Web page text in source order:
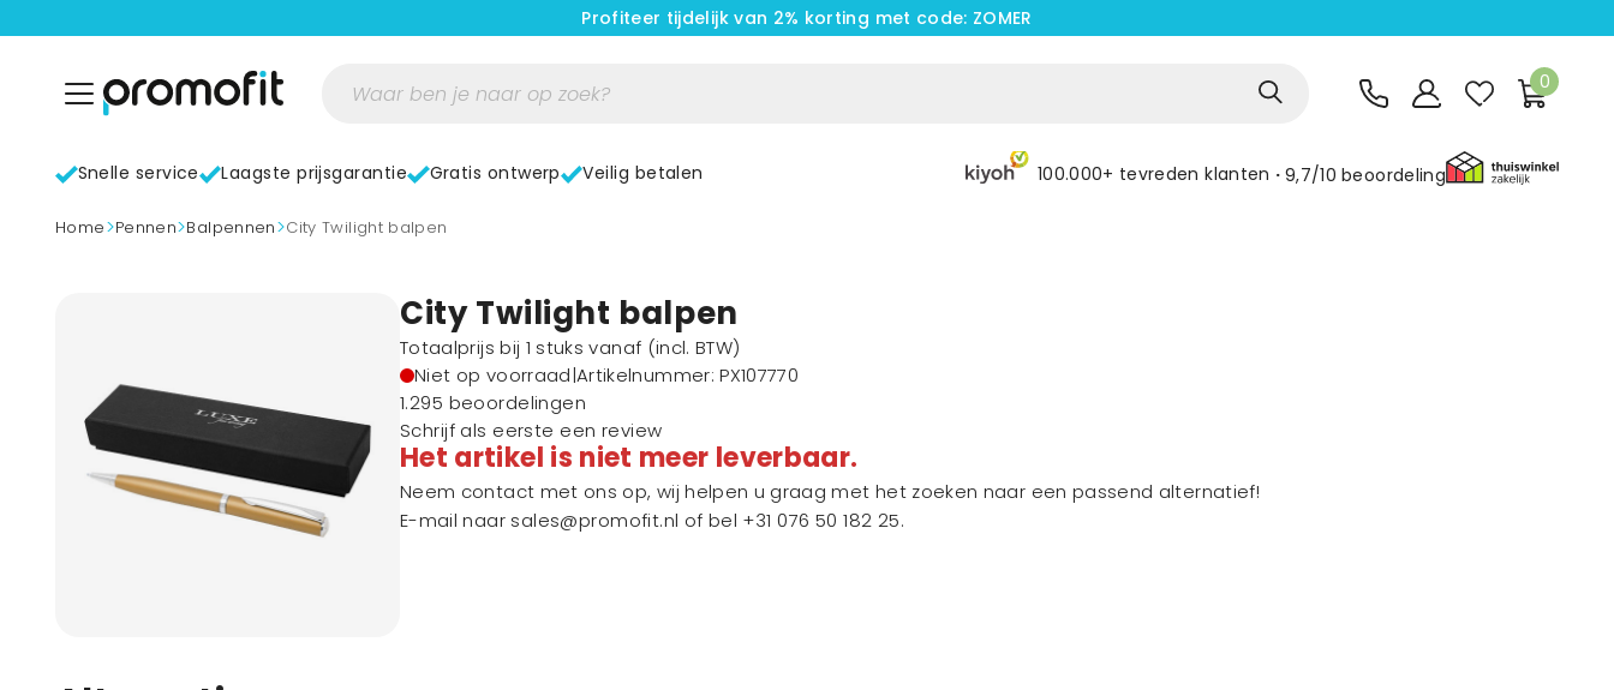
Profiteer tijdelijk van 2% korting met code: ZOMER
0
Snelle service Laagste prijsgarantie Gratis ontwerp Veilig betalen 100.000+ tevreden klanten 9,7/10 beoordeling
home> Pennen> Balpennen> City Twilight balpen
City Twilight balpen
Totaalprijs bij 1 stuks vanaf (incl. BTW)
Niet op voorraad|Artikelnummer: PX107770
1.295 beoordelingen
Schrijf als eerste een review
Het artikel is niet meer leverbaar.
Neem contact met ons op, wij helpen u graag met het zoeken naar een passend alternatief!
E-mail naar sales@promofit.nl of bel +31 076 50 182 25.